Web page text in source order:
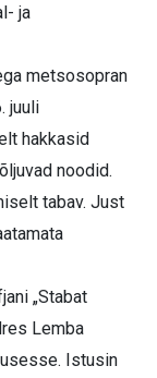
ja
metsosopran
juuli
hakkasid
noodid.
tabav. Just
„Stabat
Lemba
Istusin